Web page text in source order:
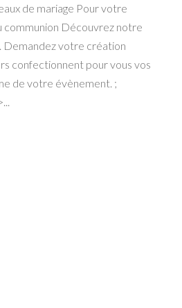
de mariage Pour votre
communion Découvrez notre
Demandez votre création
confectionnent pour vous vos
de votre évènement. ;